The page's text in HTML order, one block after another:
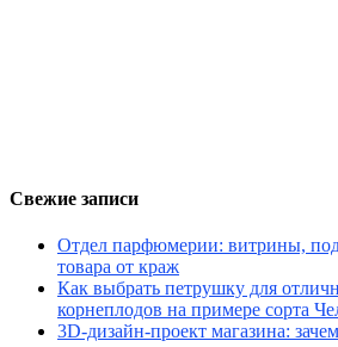
Свежие записи
Отдел парфюмерии: витрины,
товара от краж
Как выбрать петрушку для
корнеплодов на примере сорта
3D-дизайн-проект магазина: